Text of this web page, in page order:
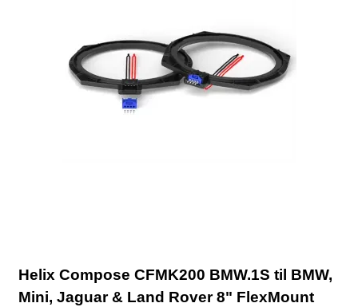
Helix Compose CFMK200 BMW.1S til BMW,
Mini, Jaguar & Land Rover 8" FlexMount